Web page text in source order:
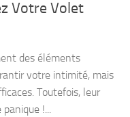
Votre Volet
des éléments
votre intimité, mais
Toutefois, leur
!...